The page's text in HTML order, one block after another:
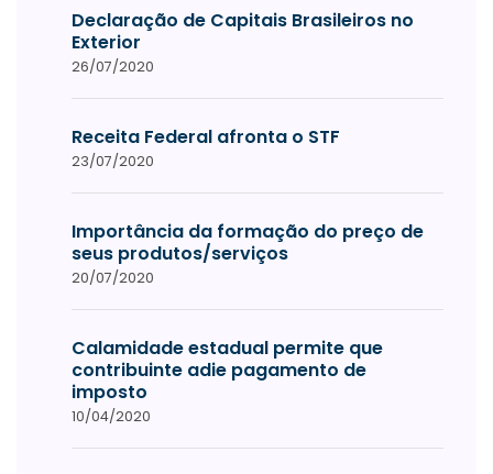
Declaração de Capitais Brasileiros no
Exterior
26/07/2020
Receita Federal afronta o STF
23/07/2020
Importância da formação do preço de
seus produtos/serviços
20/07/2020
Calamidade estadual permite que
contribuinte adie pagamento de
imposto
10/04/2020